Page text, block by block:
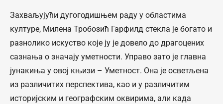
Захваљујући дугогодишњем раду у областима
културе, Милена Тробозић Гарфилд стекла је богато и
разнолико искуство које ју је довело до драгоцених
сазнања о значају уметности. Управо зато је главна
јунакиња у овој књизи – Уметност. Она је осветљена
из различитих перспектива, као и у различитим
историјским и географским оквирима, али када